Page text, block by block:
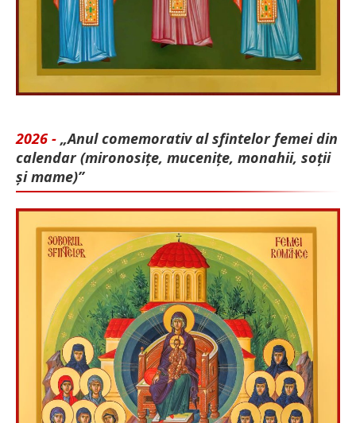
2026 - „Anul comemorativ al sfintelor femei din
calendar (mironosițe, mu­cenițe, monahii, soții
și mame)”